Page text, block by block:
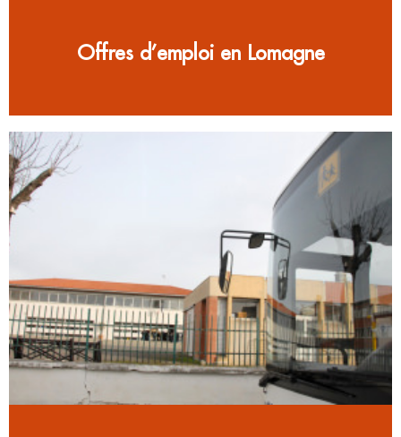
Offres d’emploi en Lomagne